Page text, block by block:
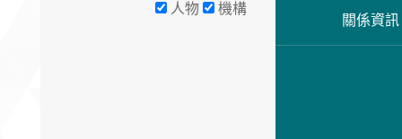
人物 機構
關係資訊